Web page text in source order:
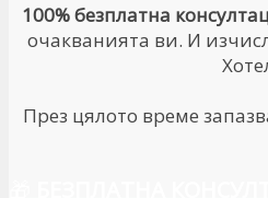
100% безплатна
очакванията ви. И
През цялото време